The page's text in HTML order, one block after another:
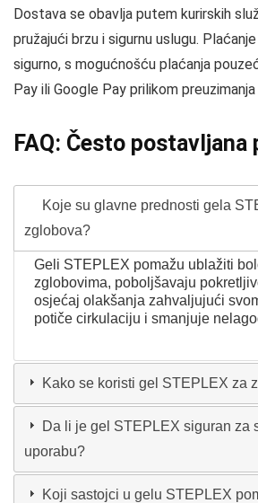
Dostava se obavlja putem kurirskih
pružajući brzu i sigurnu uslugu.
sigurno, s mogućnošću plaćanja
Pay ili Google Pay prilikom
FAQ: Često postavljana
Koje su glavne prednosti gela
zglobova?
Geli STEPLEX pomažu ublažiti
zglobovima, poboljšavaju
osjećaj olakšanja zahvaljujući
potiče cirkulaciju i smanjuje
Kako se koristi gel STEPLEX za
Da li je gel STEPLEX siguran za
uporabu?
Koji sastojci u gelu STEPLEX